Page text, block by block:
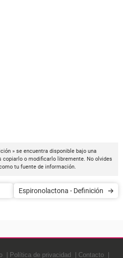
» se encuentra disponible bajo una
copiarlo o modificarlo libremente. No olvides
tu fuente de información.
Espironolactona - Definición
Política de privacidad Contacto